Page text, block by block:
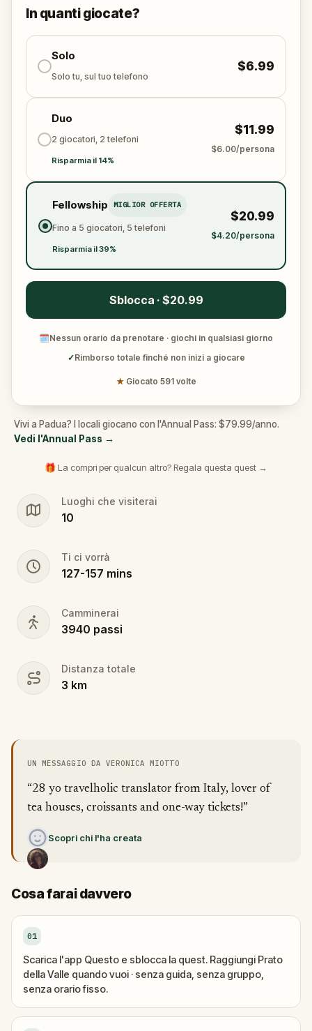
avventura a piedi è un viaggio tra curiosità, scoperta
e connessione. La magia ti aspetta. Saprai trovarla?
In quanti giocate?
Solo
Solo tu, sul tuo telefono
$6.99
Duo
2 giocatori, 2 telefoni
Risparmia il 14%
$11.99
$6.00/persona
Fellowship MIGLIOR OFFERTA
Fino a 5 giocatori, 5 telefoni
Risparmia il 39%
$20.99
$4.20/persona
Sblocca · $20.99
🗓Nessun orario da prenotare · giochi in qualsiasi giorno
✓Rimborso totale finché non inizi a giocare
★ Giocato 591 volte
Vivi a Padua? I locali giocano con l'Annual Pass: $79.99/anno.
Vedi l'Annual Pass →
🎁 La compri per qualcun altro? Regala questa quest →
Luoghi che visiterai
10
Ti ci vorrà
127-157 mins
Camminerai
3940 passi
Distanza totale
3 km
UN MESSAGGIO DA VERONICA MIOTTO
“28 yo travelholic translator from Italy, lover of
tea houses, croissants and one-way tickets!”
Scopri chi l'ha creata
Cosa farai davvero
01
Scarica l'app Questo e sblocca la quest. Raggiungi Prato
della Valle quando vuoi · senza guida, senza gruppo,
senza orario fisso.